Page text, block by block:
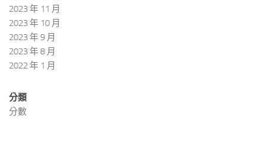
2023 年 11 月
2023 年 10 月
2023 年 9 月
2023 年 8 月
2022 年 1 月
分類
分數